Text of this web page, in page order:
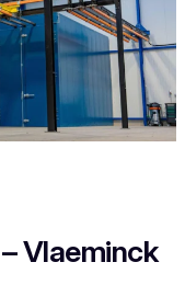
Vlaeminck